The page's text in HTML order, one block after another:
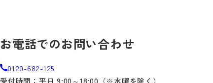
お電話でのお問い合わせ
0120-682-125
受付時間：平日 9:00～18:00（※水曜を除く）